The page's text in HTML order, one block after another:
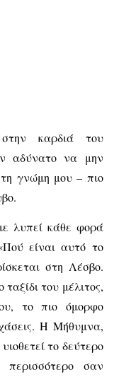
καρδιά του
αδύνατο να μην
γνώμη μου – πιο
λυπεί κάθε φορά
είναι αυτό το
στη Λέσβο.
του μέλιτος,
το πιο όμορφο
Η Μήθυμνα,
το δεύτερο
σαν